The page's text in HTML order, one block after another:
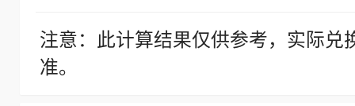
注意：此计算结果仅供参考，实际
准。